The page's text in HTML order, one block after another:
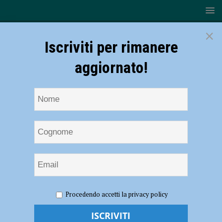
Mochi, incontro di approfondimento a XNL Piacenza con il Direttore
dei Musei Civici di Palazzo Farnese Antonio Iommelli
×
Iscriviti per rimanere
aggiornato!
Procedendo accetti la privacy policy